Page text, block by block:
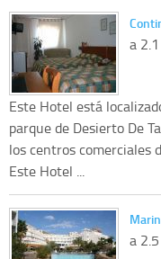
a
Este Hotel está
parque de Desierto De
los centros comerciales
Este Hotel ...
a